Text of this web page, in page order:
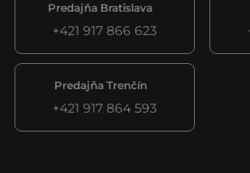
Predajňa Bratislava
+421 917 866 623
Predajňa Trenčín
+421 917 864 593